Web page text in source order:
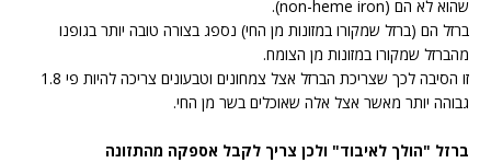
שהוא לא הם (non-heme iron).
ברזל הם (ברזל שמקורו במזונות מן החי) נספג בצורה טובה יותר בגופנו
מהברזל שמקורו במזונות מן הצומח.
זו הסיבה לכך שצריכת הברזל אצל צמחונים וטבעונים צריכה להיות פי 1.8
גבוהה יותר מאשר אצל אלה שאוכלים בשר מן החי.
ברזל "הולך לאיבוד" ולכן צריך לקבל אספקה מהתזונה